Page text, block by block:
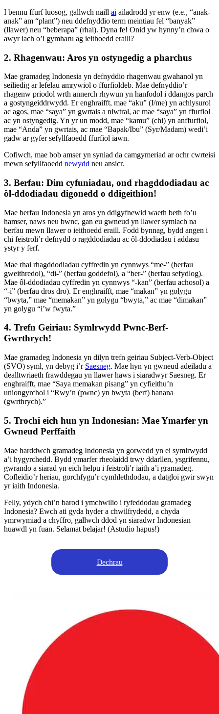
I bennu ffurf luosog, gallwch naill ai ailadrodd yr enw (e.e., “anak-
anak” am “plant”) neu ddefnyddio term meintiau fel “banyak”
(llawer) neu “beberapa” (rhai). Dyna fe! Onid yw hynny’n chwa o
awyr iach o’i gymharu ag ieithoedd eraill?
2. Rhagenwau: Aros yn ostyngedig a pharchus
Mae gramadeg Indonesia yn defnyddio rhagenwau gwahanol yn
seiliedig ar lefelau amrywiol o ffurfioldeb. Mae defnyddio’r
rhagenw priodol wrth annerch rhywun yn hanfodol i ddangos parch
a gostyngeiddrwydd. Er enghraifft, mae “aku” (I/me) yn achlysurol
ac agos, mae “saya” yn gwrtais a niwtral, ac mae “saya” yn ffurfiol
ac yn ostyngedig. Yn yr un modd, mae “kamu” (chi) yn anffurfiol,
mae “Anda” yn gwrtais, ac mae “Bapak/Ibu” (Syr/Madam) wedi’i
gadw ar gyfer sefyllfaoedd ffurfiol iawn.
Cofiwch, mae bob amser yn syniad da camgymeriad ar ochr cwrteisi
mewn sefyllfaoedd newydd neu ansicr.
3. Berfau: Dim cyfuniadau, ond rhagddodiadau ac
ôl-ddodiadau digonedd o ddigeithion!
Mae berfau Indonesia yn aros yn ddigyfnewid waeth beth fo’u
hamser, naws neu bwnc, gan eu gwneud yn llawer symlach na
berfau mewn llawer o ieithoedd eraill. Fodd bynnag, bydd angen i
chi feistroli’r defnydd o ragddodiadau ac ôl-ddodiadau i addasu
ystyr y ferf.
Mae rhai rhagddodiadau cyffredin yn cynnwys “me-” (berfau
gweithredol), “di-” (berfau goddefol), a “ber-” (berfau sefydlog).
Mae ôl-ddodiadau cyffredin yn cynnwys “-kan” (berfau achosol) a
“-i” (berfau dros dro). Er enghraifft, mae “makan” yn golygu
“bwyta,” mae “memakan” yn golygu “bwyta,” ac mae “dimakan”
yn golygu “i’w fwyta.”
4. Trefn Geiriau: Symlrwydd Pwnc-Berf-
Gwrthrych!
Mae gramadeg Indonesia yn dilyn trefn geiriau Subject-Verb-Object
(SVO) syml, yn debyg i’r Saesneg. Mae hyn yn gwneud adeiladu a
dealltwriaeth frawddegau yn llawer haws i siaradwyr Saesneg. Er
enghraifft, mae “Saya memakan pisang” yn cyfieithu’n
uniongyrchol i “Rwy’n (pwnc) yn bwyta (berf) banana
(gwrthrych).”
5. Trochi eich hun yn Indonesian: Mae Ymarfer yn
Gwneud Perffaith
Mae harddwch gramadeg Indonesia yn gorwedd yn ei symlrwydd
a’i hygyrchedd. Bydd ymarfer rheolaidd trwy ddarllen, ysgrifennu,
gwrando a siarad yn eich helpu i feistroli’r iaith a’i gramadeg.
Cofleidio’r heriau, gorchfygu’r cymhlethdodau, a datgloi gwir swyn
yr iaith Indonesia.
Felly, ydych chi’n barod i ymchwilio i ryfeddodau gramadeg
Indonesia? Ewch ati gyda hyder a chwilfrydedd, a chyda
ymrwymiad a chyffro, gallwch ddod yn siaradwr Indonesian
huawdl yn fuan. Selamat belajar! (Astudio hapus!)
Dechrau